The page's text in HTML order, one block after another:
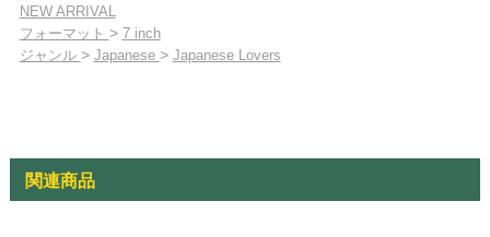
NEW ARRIVAL
フォーマット > 7 inch
ジャンル > Japanese > Japanese Lovers
関連商品